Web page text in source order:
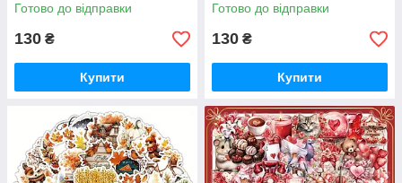
Готово до відправки
130 ₴
Купити
Готово до відправки
130 ₴
Купити